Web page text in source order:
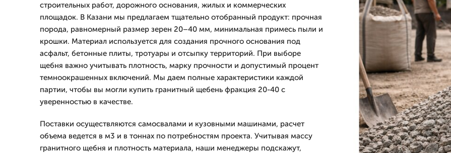
строительных работ, дорожного основания, жилых и коммерческих
площадок. В Казани мы предлагаем тщательно отобранный продукт: прочная
порода, равномерный размер зерен 20–40 мм, минимальная примесь пыли и
крошки. Материал используется для создания прочного основания под
асфальт, бетонные плиты, тротуары и отсыпку территорий. При выборе
щебня важно учитывать плотность, марку прочности и допустимый процент
темноокрашенных включений. Мы даем полные характеристики каждой
партии, чтобы вы могли купить гранитный щебень фракция 20-40 с
уверенностью в качестве.
Поставки осуществляются самосвалами и кузовными машинами, расчет
объема ведется в м3 и в тоннах по потребностям проекта. Учитывая массу
гранитного щебня и плотность материала, наши менеджеры подскажут,